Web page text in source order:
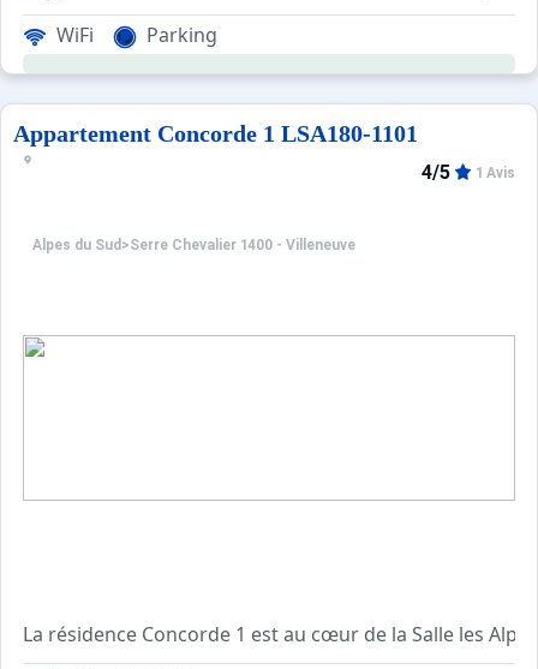
A la résidence
Ce grand appartement pour six personnes dispose
(lave-vaiselle, micro-ondes, deux plaques
Les avantages de cet appartement: Le balcon exposé
WiFi Parking
Appartement Concorde 1 LSA180-1101
Alpes du Sud >Serre Chevalier 1400 - Villeneuve
4/5 1 Avis
La résidence Concorde 1 est au cœur de la Salle les